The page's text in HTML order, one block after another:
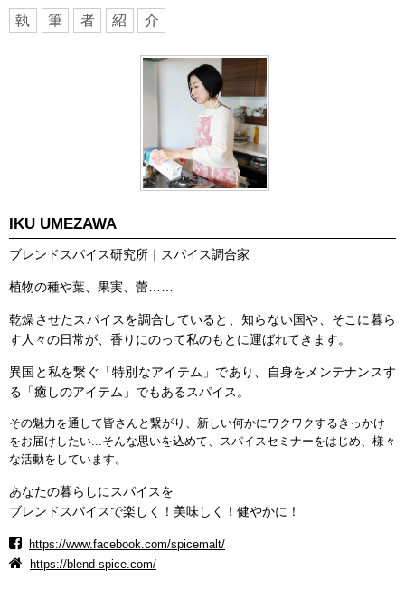
執 筆 者 紹 介
IKU UMEZAWA
ブレンドスパイス研究所｜スパイス調合家
植物の種や葉、果実、蕾……
乾燥させたスパイスを調合していると、知らない国や、そこに暮ら
す人々の日常が、香りにのって私のもとに運ばれてきます。
異国と私を繋ぐ「特別なアイテム」であり、自身をメンテナンスす
る「癒しのアイテム」でもあるスパイス。
その魅力を通して皆さんと繋がり、新しい何かにワクワクするきっかけ
をお届けしたい...そんな思いを込めて、スパイスセミナーをはじめ、様々
な活動をしています。
あなたの暮らしにスパイスを
ブレンドスパイスで楽しく！美味しく！健やかに！
https://www.facebook.com/spicemalt/
https://blend-spice.com/